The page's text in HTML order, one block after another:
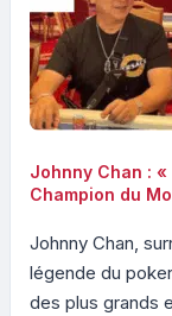
Johnny Chan :
Champion du
Johnny Chan,
légende du
des plus grands